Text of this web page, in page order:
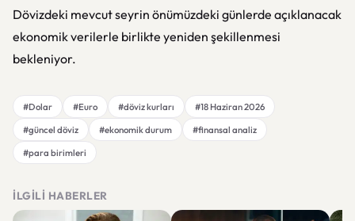
Dövizdeki mevcut seyrin önümüzdeki günlerde açıklanacak
ekonomik verilerle birlikte yeniden şekillenmesi
bekleniyor.
#Dolar #Euro #döviz kurları
#18 Haziran 2026
#güncel döviz
#ekonomik durum
#finansal analiz
#para birimleri
İLGILI HABERLER